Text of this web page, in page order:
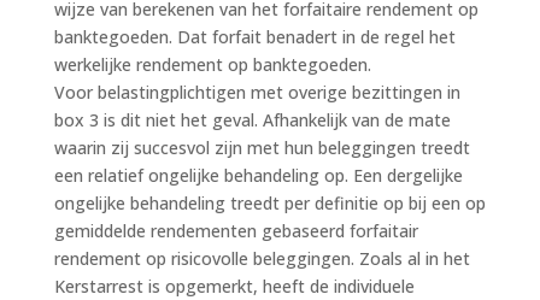
wijze van berekenen van het forfaitaire rendement op
banktegoeden. Dat forfait benadert in de regel het
werkelijke rendement op banktegoeden.
Voor belastingplichtigen met overige bezittingen in
box 3 is dit niet het geval. Afhankelijk van de mate
waarin zij succesvol zijn met hun beleggingen treedt
een relatief ongelijke behandeling op. Een dergelijke
ongelijke behandeling treedt per definitie op bij een op
gemiddelde rendementen gebaseerd forfaitair
rendement op risicovolle beleggingen. Zoals al in het
Kerstarrest is opgemerkt, heeft de individuele